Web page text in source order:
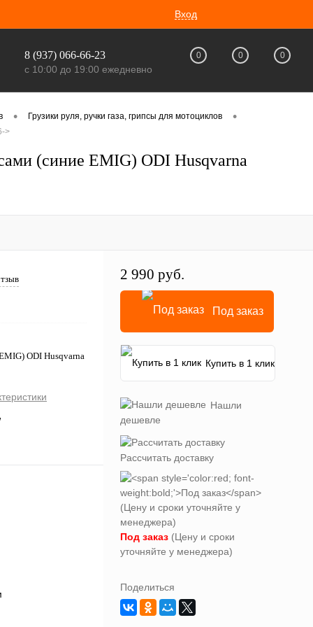
Вход
8 (937) 066-66-23
с 10:00 до 19:00 ежедневно
0 0 0
• Грузики руля, ручки газа, грипсы для мотоциклов •
>
(синие EMIG) ODI Husqvarna
ODI Husqvarna
2 990 руб.
Под заказ
Купить в 1 клик
Нашли
дешевле
Рассчитать доставку
Под заказ (Цену и сроки
уточняйте у менеджера)
Поделиться